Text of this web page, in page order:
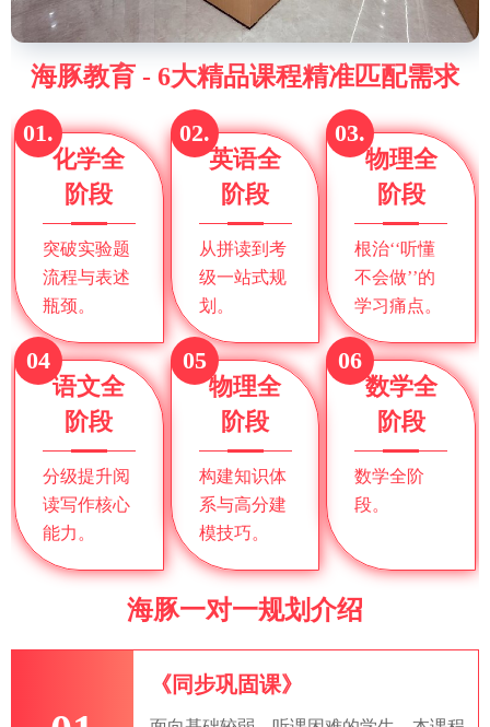
海豚教育 - 6大精品课程精准匹配需求
01.
化学全
阶段
突破实验题
流程与表述
瓶颈。
02.
英语全
阶段
从拼读到考
级一站式规
划。
03.
物理全
阶段
根治‘‘听懂
不会做’’的
学习痛点。
04
语文全
阶段
分级提升阅
读写作核心
能力。
05
物理全
阶段
构建知识体
系与高分建
模技巧。
06
数学全
阶段
数学全阶
段。
海豚一对一规划介绍
《同步巩固课》